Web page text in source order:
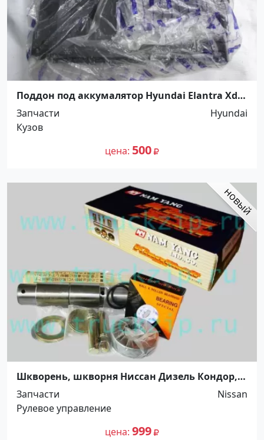
Поддон под аккумалятор Hyundai Elantra Xd
Краснодар
Запчасти
Hyundai
Кузов
цена 500
Шкворень, шкворня Ниссан Дизель Кондор,
ф35.0*206.0. 5264720 Краснодар
Запчасти
Nissan
Рулевое управление
цена 999